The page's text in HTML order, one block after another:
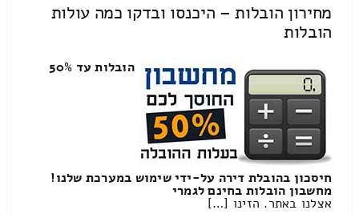
מחירון הובלות – היכנסו ובדקו כמה עולות
הובלות
הובלות עד 50%
חיסכון בהובלת דירה על-ידי שימוש במערכת שלנו!
מחשבון הובלות בחינם לגמרי
אצלנו באתר. הזינו […]